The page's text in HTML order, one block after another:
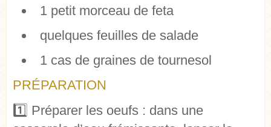
1 petit morceau de feta
quelques feuilles de salade
1 cas de graines de tournesol
PRÉPARATION
1️⃣ Préparer les oeufs : dans une